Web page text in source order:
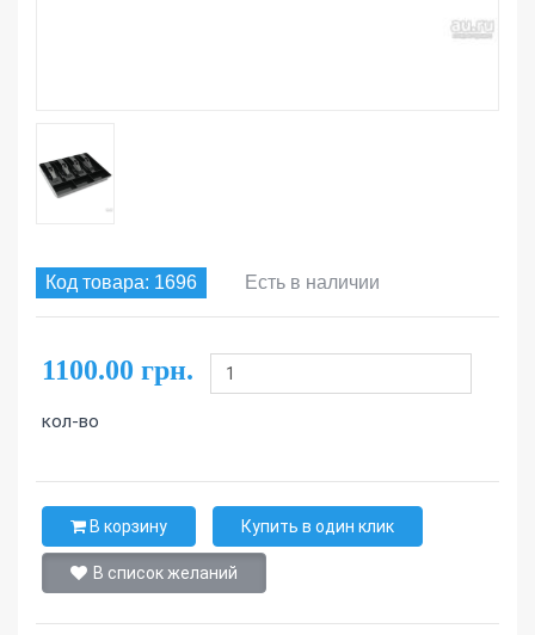
Код товара: 1696 Есть в наличии
1100.00 грн.
кол-во
В корзину Купить в один клик
В список желаний